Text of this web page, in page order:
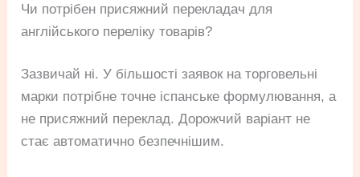
Чи потрібен присяжний перекладач для
англійського переліку товарів?
Зазвичай ні. У більшості заявок на торговельні
марки потрібне точне іспанське формулювання, а
не присяжний переклад. Дорожчий варіант не
стає автоматично безпечнішим.